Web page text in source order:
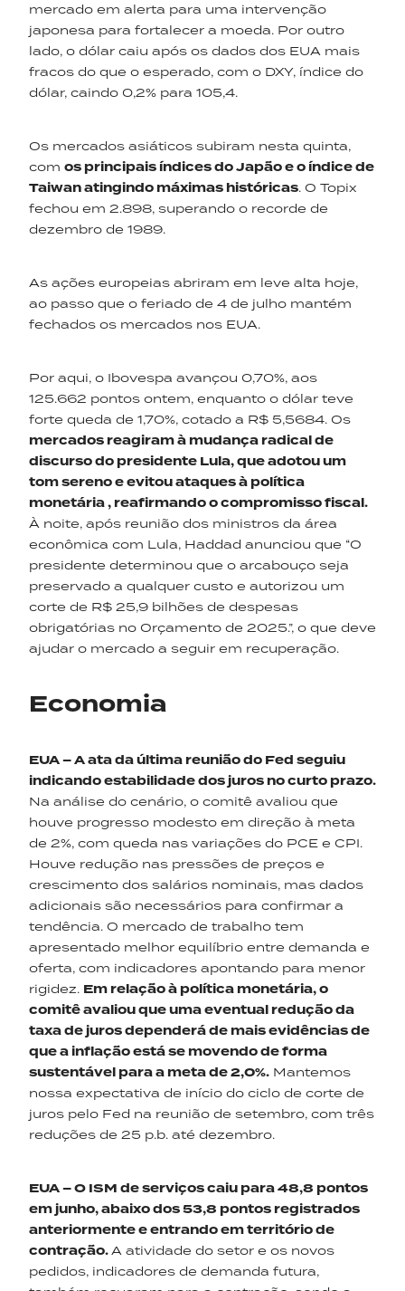
mercado em alerta para uma intervenção
japonesa para fortalecer a moeda. Por outro
lado, o dólar caiu após os dados dos EUA mais
fracos do que o esperado, com o DXY, índice do
dólar, caindo 0,2% para 105,4.
Os mercados asiáticos subiram nesta quinta,
com os principais índices do Japão e o índice de
Taiwan atingindo máximas históricas. O Topix
fechou em 2.898, superando o recorde de
dezembro de 1989.
As ações europeias abriram em leve alta hoje,
ao passo que o feriado de 4 de julho mantém
fechados os mercados nos EUA.
Por aqui, o Ibovespa avançou 0,70%, aos
125.662 pontos ontem, enquanto o dólar teve
forte queda de 1,70%, cotado a R$ 5,5684. Os
mercados reagiram à mudança radical de
discurso do presidente Lula,que adotou um
tom sereno e evitou ataques à política
monetária , reafirmandoo compromisso fiscal.
À noite, após reunião dos ministros da área
econômica com Lula, Haddad anunciou que “O
presidente determinou que o arcabouço seja
preservado a qualquer custo e autorizou um
corte de R$ 25,9 bilhões de despesas
obrigatórias no Orçamento de 2025.”, o que deve
ajudar o mercado a seguir em recuperação.
Economia
EUA – A ata da última reunião do Fed seguiu
indicando estabilidade dos juros no curto prazo.
Na análise do cenário, o comitê avaliou que
houve progresso modesto em direção à meta
de 2%, com queda nas variações do PCE e CPI.
Houve redução nas pressões de preços e
crescimento dos salários nominais, mas dados
adicionais são necessários para confirmar a
tendência. O mercado de trabalho tem
apresentado melhor equilíbrio entre demanda e
oferta, com indicadores apontando para menor
rigidez. Em relação à política monetária, o
comitê avaliou que uma eventual redução da
taxa de juros dependerá de mais evidências de
que a inflação está se movendo de forma
sustentável para a meta de 2,0%. Mantemos
nossa expectativa de início do ciclo de corte de
juros pelo Fed na reunião de setembro, com três
reduções de 25 p.b. até dezembro.
EUA – O ISM de serviços caiu para 48,8 pontos
emjunho,abaixo dos 53,8 pontos registrados
anteriormentee entrando em território de
contração.A atividade do setor e os novos
pedidos, indicadores de demanda futura,